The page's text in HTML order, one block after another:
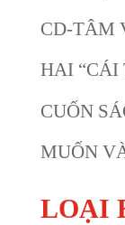
CD-TÂM
HAI “CÁI
CUỐN
MUỐN
LOẠI